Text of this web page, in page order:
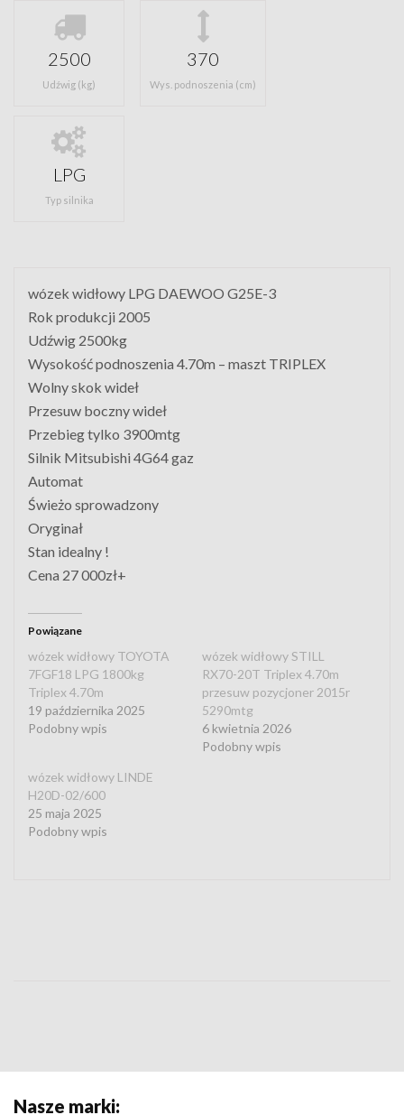
2500
Udźwig (kg)
370
Wys. podnoszenia (cm)
LPG
Typ silnika
wózek widłowy LPG DAEWOO G25E-3
Rok produkcji 2005
Udźwig 2500kg
Wysokość podnoszenia 4.70m – maszt TRIPLEX
Wolny skok wideł
Przesuw boczny wideł
Przebieg tylko 3900mtg
Silnik Mitsubishi 4G64 gaz
Automat
Świeżo sprowadzony
Oryginał
Stan idealny !
Cena 27 000zł+
Powiązane
wózek widłowy TOYOTA
7FGF18 LPG 1800kg
Triplex 4.70m
19 października 2025
Podobny wpis
wózek widłowy STILL
RX70-20T Triplex 4.70m
przesuw pozycjoner 2015r
5290mtg
6 kwietnia 2026
Podobny wpis
wózek widłowy LINDE
H20D-02/600
25 maja 2025
Podobny wpis
Nasze marki: